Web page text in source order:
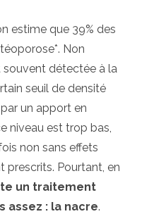
estime que 39% des
Non
détectée à la
seuil de densité
un apport en
niveau est trop bas,
non sans effets
prescrits. Pourtant, en
un traitement
assez : la nacre.